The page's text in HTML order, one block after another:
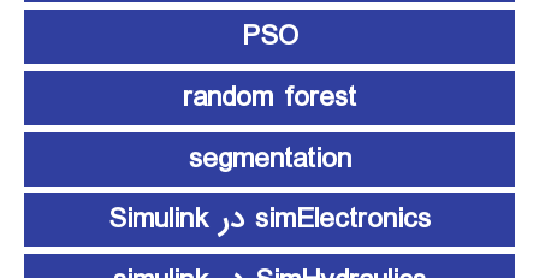
PSO
random forest
segmentation
simElectronics در Simulink